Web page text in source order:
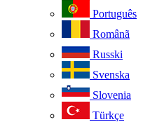
Português
Românã
Russki
Svenska
Slovenia
Türkçe